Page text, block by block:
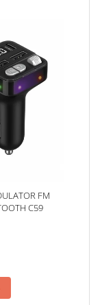
FM
C59